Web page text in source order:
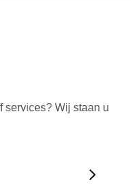
services? Wij staan u